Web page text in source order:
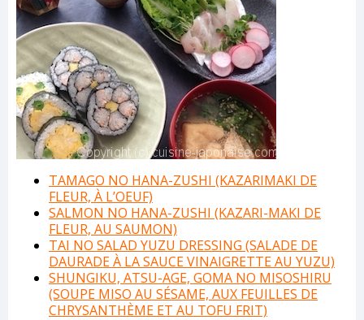
TAMAGO NO HANA-ZUSHI (KAZARIMAKI DE
FLEUR, À L’OEUF)
SALMON NO HANA-ZUSHI (KAZARI-MAKI DE
FLEUR, AU SAUMON)
TAI NO SALAD YUZU DRESSING (SALADE DE
DAURADE À LA SAUCE VINAIGRETTE AU YUZU)
SHUNGIKU, ATSU-AGE, GOMA NO MISOSHIRU
(SOUPE MISO AU SÉSAME, AUX FEUILLES DE
CHRYSANTHÈME ET AU TOFU FRIT)